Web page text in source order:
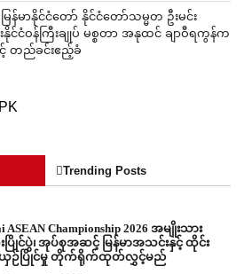
န်မာနိုင်ငံတော် နိုင်ငံတော်သမ္မတ ဦးမင်း
င်ငံဝန်ကြီးချုပ် မစ္စတာ အနုထင် ချာဝီရကွန်က
င့် တည်ခင်းဧည့်ခံ
Trending Posts
ASEAN Championship 2026 အမျိုးသား
ြိုင်ပွဲ၊ အုပ်စုအဆင့် မြန်မာအသင်းနှင့် ထိုင်း
ဉ်ပြိုင်မှု တိုက်ရိုက်ထုတ်လွှင့်မည်